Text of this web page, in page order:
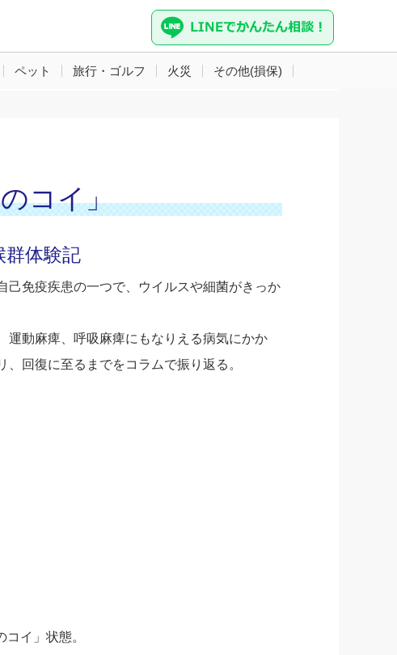
ペット 旅行・ゴルフ 火災 その他(損保)
コイ」
群体験記
己免疫疾患の一つで、ウイルスや細菌がきっか
運動麻痺、呼吸麻痺にもなりえる病気にかか
、回復に至るまでをコラムで振り返る。
コイ」状態。